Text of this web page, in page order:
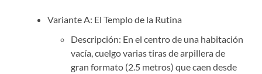
Variante A: El Templo de la Rutina
Descripción: En el centro de una habitación
vacía, cuelgo varias tiras de arpillera de
gran formato (2.5 metros) que caen desde